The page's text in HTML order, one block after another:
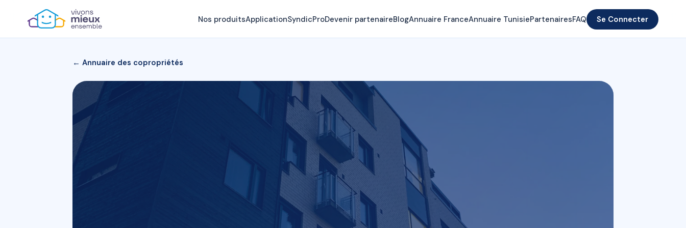
Nos produitsApplicationSyndicProDevenir partenaireBlogAnnuaire FranceAnnuaire TunisiePartenairesFAQ Se Connecter
← Annuaire des copropriétés